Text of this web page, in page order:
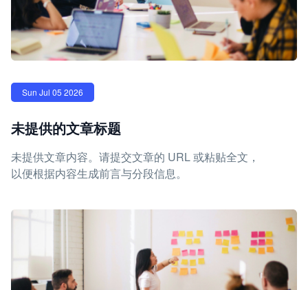
Sun Jul 05 2026
未提供的文章标题
未提供文章内容。请提交文章的 URL 或粘贴全文，
以便根据内容生成前言与分段信息。